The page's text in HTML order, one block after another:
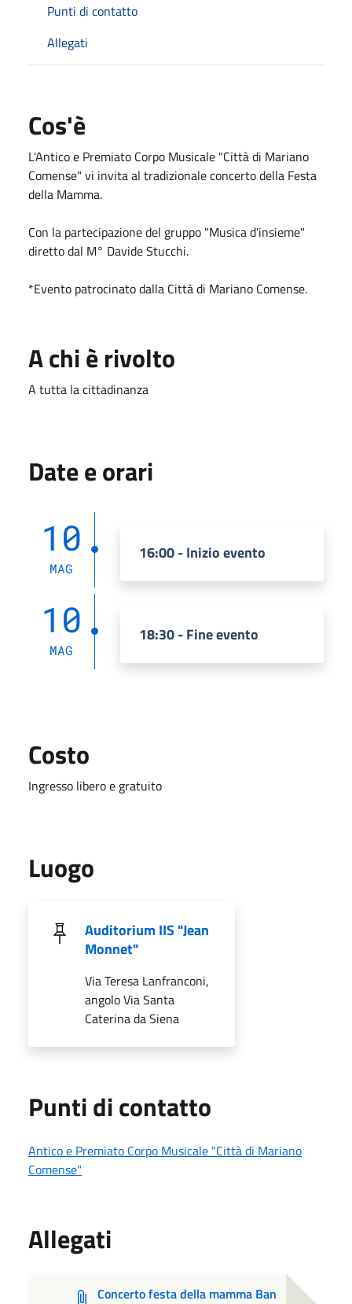
Punti di contatto
Allegati
Cos'è
L'Antico e Premiato Corpo Musicale "Città di Mariano
Comense" vi invita al tradizionale concerto della Festa
della Mamma.
Con la partecipazione del gruppo "Musica d'insieme"
diretto dal M° Davide Stucchi.
*Evento patrocinato dalla Città di Mariano Comense.
A chi è rivolto
A tutta la cittadinanza
Date e orari
10
MAG
16:00 - Inizio evento
10
MAG
18:30 - Fine evento
Costo
Ingresso libero e gratuito
Luogo
Auditorium IIS "Jean
Monnet"
Via Teresa Lanfranconi,
angolo Via Santa
Caterina da Siena
Punti di contatto
Antico e Premiato Corpo Musicale "Città di Mariano
Comense"
Allegati
Concerto festa della mamma Ban